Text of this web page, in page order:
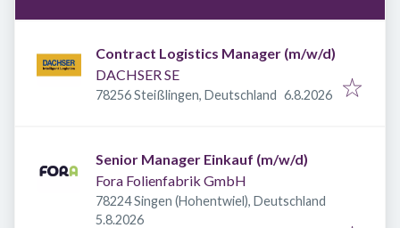
Contract Logistics Manager (m/w/d)
DACHSER SE
78256 Steißlingen, Deutschland Veröffentlicht
6.8.2026
Senior Manager Einkauf (m/w/d)
Fora Folienfabrik GmbH
78224 Singen (Hohentwiel), Deutschland
Veröffentlicht
5.8.2026